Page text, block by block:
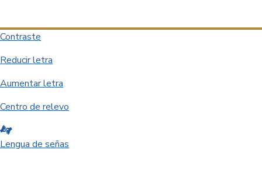
Contraste
Reducir letra
Aumentar letra
Centro de relevo
Lengua de señas